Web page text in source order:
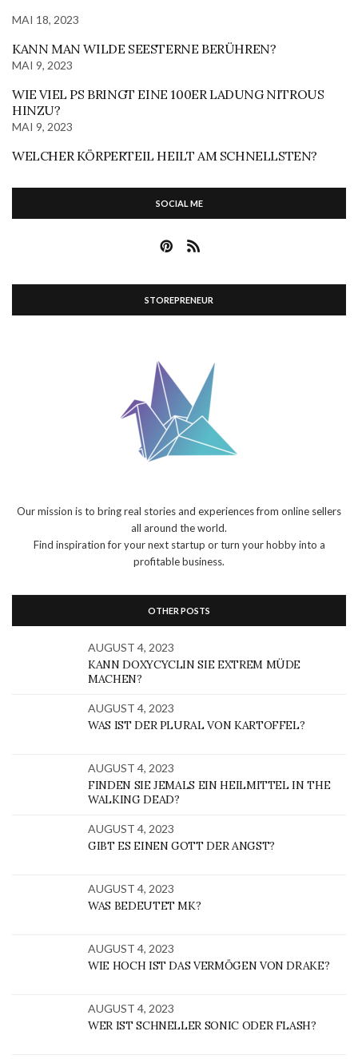
MAI 18, 2023
KANN MAN WILDE SEESTERNE BERÜHREN?
MAI 9, 2023
WIE VIEL PS BRINGT EINE 100ER LADUNG NITROUS
HINZU?
MAI 9, 2023
WELCHER KÖRPERTEIL HEILT AM SCHNELLSTEN?
SOCIAL ME
STOREPRENEUR
Our mission is to bring real stories and experiences from online sellers
all around the world.
Find inspiration for your next startup or turn your hobby into a
profitable business.
OTHER POSTS
AUGUST 4, 2023
KANN DOXYCYCLIN SIE EXTREM MÜDE
MACHEN?
AUGUST 4, 2023
WAS IST DER PLURAL VON KARTOFFEL?
AUGUST 4, 2023
FINDEN SIE JEMALS EIN HEILMITTEL IN THE
WALKING DEAD?
AUGUST 4, 2023
GIBT ES EINEN GOTT DER ANGST?
AUGUST 4, 2023
WAS BEDEUTET MK?
AUGUST 4, 2023
WIE HOCH IST DAS VERMÖGEN VON DRAKE?
AUGUST 4, 2023
WER IST SCHNELLER SONIC ODER FLASH?